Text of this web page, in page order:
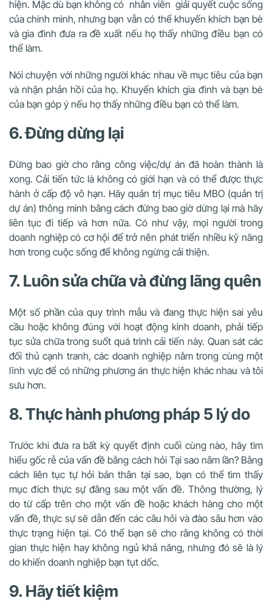
hiện. Mặc dù bạn không có nhân viên giải quyết cuộc sống
của chính mình, nhưng bạn vẫn có thể khuyến khích bạn bè
và gia đình đưa ra đề xuất nếu họ thấy những điều bạn có
thể làm.
Nói chuyện với những người khác nhau về mục tiêu của bạn
và nhận phản hồi của họ. Khuyến khích gia đình và bạn bè
của bạn góp ý nếu họ thấy những điều bạn có thể làm.
6. Đừng dừng lại
Đừng bao giờ cho rằng công việc/dự án đã hoàn thành là
xong. Cải tiến tức là không có giới hạn và có thể được thực
hành ở cấp độ vô hạn. Hãy quản trị mục tiêu MBO (quản trị
dự án) thông minh bằng cách đừng bao giờ dừng lại mà hãy
liên tục đi tiếp và hơn nữa. Có như vậy, mọi người trong
doanh nghiệp có cơ hội để trở nên phát triển nhiều kỹ năng
hơn trong cuộc sống để không ngừng cải thiện.
7. Luôn sửa chữa và đừng lãng quên
Một số phần của quy trình mẫu và đang thực hiện sai yêu
cầu hoặc không đúng với hoạt động kinh doanh, phải tiếp
tục sửa chữa trong suốt quá trình cải tiến này. Quan sát các
đối thủ cạnh tranh, các doanh nghiệp nằm trong cùng một
lĩnh vực để có những phương án thực hiện khác nhau và tôi
sưu hơn.
8. Thực hành phương pháp 5 lý do
Trước khi đưa ra bất kỳ quyết định cuối cùng nào, hãy tìm
hiểu gốc rễ của vấn đề bằng cách hỏi Tại sao năm lần? Bằng
cách liên tục tự hỏi bản thân tại sao, bạn có thể tìm thấy
mục đích thực sự đằng sau một vấn đề. Thông thường, lý
do từ cấp trên cho một vấn đề hoặc khách hàng cho một
vấn đề, thực sự sẽ dẫn đến các câu hỏi và đào sâu hơn vào
thực trạng hiện tại. Có thể bạn sẽ cho rằng không có thời
gian thực hiện hay không ngủ khả năng, nhưng đó sẽ là lý
do khiến doanh nghiệp bạn tụt dốc.
9. Hãy tiết kiệm